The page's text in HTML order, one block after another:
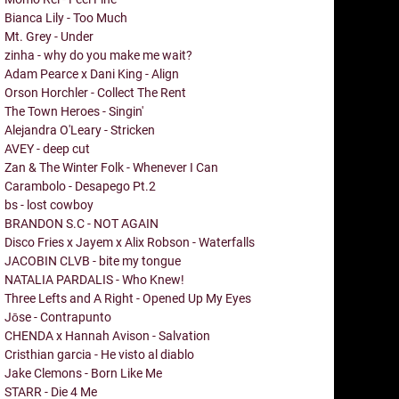
Bianca Lily - Too Much
Mt. Grey - Under
zinha - why do you make me wait?
Adam Pearce x Dani King - Align
Orson Horchler - Collect The Rent
The Town Heroes - Singin'
Alejandra O'Leary - Stricken
AVEY - deep cut
Zan & The Winter Folk - Whenever I Can
Carambolo - Desapego Pt.2
bs - lost cowboy
BRANDON S.C - NOT AGAIN
Disco Fries x Jayem x Alix Robson - Waterfalls
JACOBIN CLVB - bite my tongue
NATALIA PARDALIS - Who Knew!
Three Lefts and A Right - Opened Up My Eyes
Jōse - Contrapunto
CHENDA x Hannah Avison - Salvation
Cristhian garcia - He visto al diablo
Jake Clemons - Born Like Me
STARR - Die 4 Me